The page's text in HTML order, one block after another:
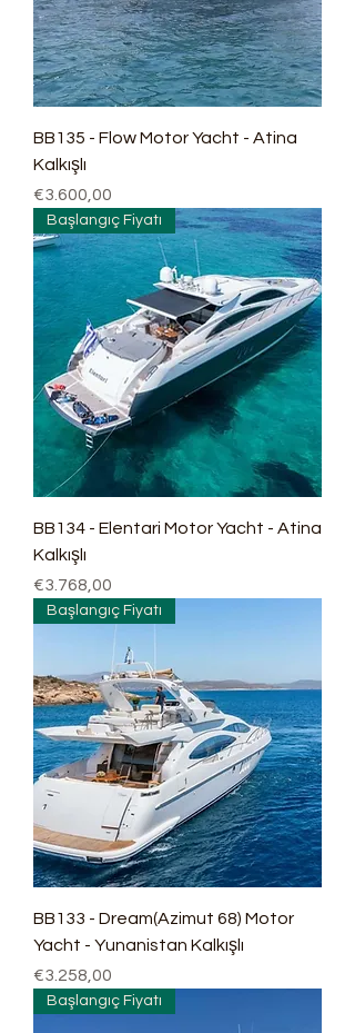
BB135 - Flow Motor Yacht - Atina
Kalkışlı
Fiyat
€3.600,00
Başlangıç Fiyatı
BB134 - Elentari Motor Yacht - Atina
Kalkışlı
Fiyat
€3.768,00
Başlangıç Fiyatı
BB133 - Dream(Azimut 68) Motor
Yacht - Yunanistan Kalkışlı
Fiyat
€3.258,00
Başlangıç Fiyatı